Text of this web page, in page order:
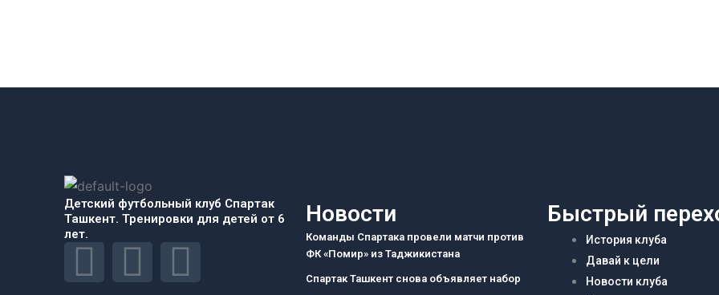
Детский футбольный клуб Спартак
Ташкент. Тренировки для детей от 6
лет.
F
I
T
Новости
Команды Спартака провели матчи против
ФК «Помир» из Таджикистана
Спартак Ташкент снова объявляет набор
Быстрый
История клуба
Давай к цели
Новости клуба